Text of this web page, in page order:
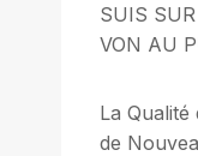
SUIS
VON AU
La
de